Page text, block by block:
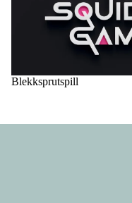
Blekksprutspill